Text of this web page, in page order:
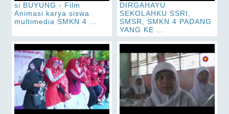
si BUYUNG - Film
Animasi karya siswa
multimedia SMKN 4 ...
DIRGAHAYU
SEKOLAHKU SSRI,
SMSR, SMKN 4 PADANG
YANG KE ...